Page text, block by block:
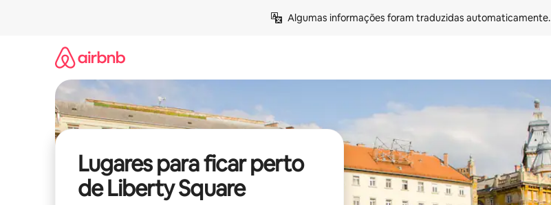
Algumas informações foram traduzidas automaticamente.
Lugares para ficar perto
de Liberty Square